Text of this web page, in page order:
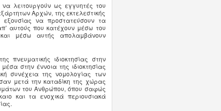
λειτουργούν ως εγγυητές του
Αρχών, της εκτελεστικής
εξουσίας να προστατεύσουν τα
αυτούς που κατέχουν μέσω του
μέσω αυτής απολαμβάνουν
ιδιοκτησίας στην
στην έννοια της ιδιοκτησίας
συνέχεια της νομολογίας των
μετά την καταδίκη της χώρας
του Ανθρώπου, όπου σαφώς
και τα ενοχικά περιουσιακά